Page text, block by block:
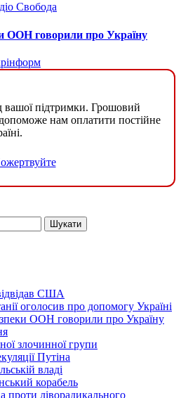
Свобода
ООН говорили про Україну
підтримки. Грошовий
нам оплатити постійне
США
оголосив про допомогу Україні
ООН говорили про Україну
злочинної групи
Путіна
владі
корабель
проти ліворадикального